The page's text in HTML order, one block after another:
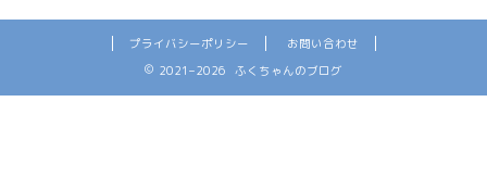
プライバシーポリシー
お問い合わせ
2021–2026 ふくちゃんのブログ